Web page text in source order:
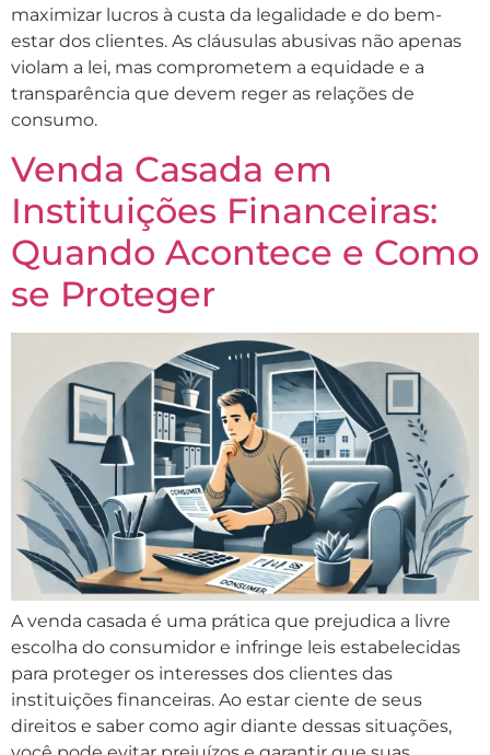
maximizar lucros à custa da legalidade e do bem-
estar dos clientes. As cláusulas abusivas não apenas
violam a lei, mas comprometem a equidade e a
transparência que devem reger as relações de
consumo.
Venda Casada em
Instituições Financeiras:
Quando Acontece e Como
se Proteger
A venda casada é uma prática que prejudica a livre
escolha do consumidor e infringe leis estabelecidas
para proteger os interesses dos clientes das
instituições financeiras. Ao estar ciente de seus
direitos e saber como agir diante dessas situações,